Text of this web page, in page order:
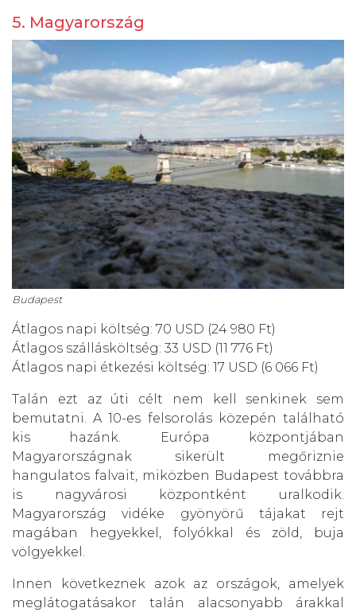
5. Magyarország
Budapest
Átlagos napi költség: 70 USD (24 980 Ft)
Átlagos szállásköltség: 33 USD (11 776 Ft)
Átlagos napi étkezési költség: 17 USD (6 066 Ft)
Talán ezt az úti célt nem kell senkinek sem
bemutatni. A 10-es felsorolás közepén található
kis hazánk. Európa központjában
Magyarországnak sikerült megőriznie
hangulatos falvait, miközben Budapest továbbra
is nagyvárosi központként uralkodik.
Magyarország vidéke gyönyörű tájakat rejt
magában hegyekkel, folyókkal és zöld, buja
völgyekkel.
Innen következnek azok az országok, amelyek
meglátogatásakor talán alacsonyabb árakkal